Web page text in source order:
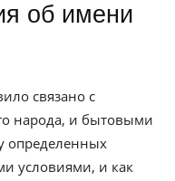
об имени
связано с
народа, и бытовыми
определенных
условиями, и как